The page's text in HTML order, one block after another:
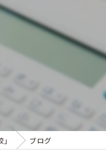
ブログ